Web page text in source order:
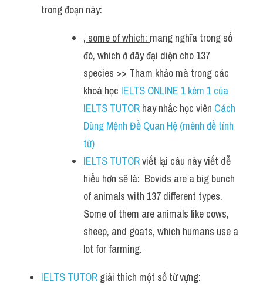
trong đoạn này:
, some of which: mang nghĩa trong số
đó, which ở đây đại diện cho 137
species >> Tham khảo mà trong các
khoá học IELTS ONLINE 1 kèm 1 của
IELTS TUTOR hay nhắc học viên Cách
Dùng Mệnh Đề Quan Hệ (mênh đề tính
từ)
IELTS TUTOR viết lại câu này viết dễ
hiểu hơn sẽ là:  Bovids are a big bunch
of animals with 137 different types.
Some of them are animals like cows,
sheep, and goats, which humans use a
lot for farming.
IELTS TUTOR giải thích một số từ vựng: